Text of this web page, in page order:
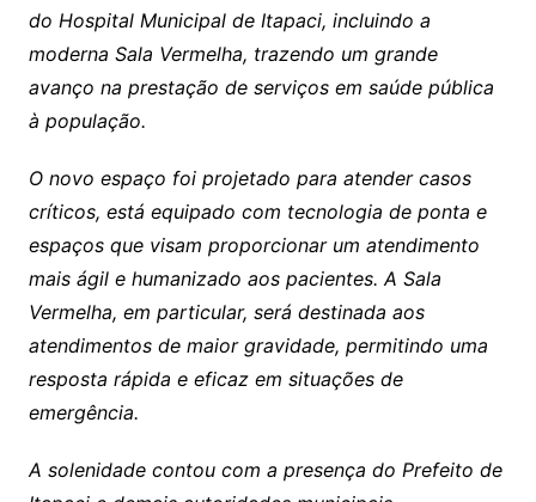
do Hospital Municipal de Itapaci, incluindo a
moderna Sala Vermelha, trazendo um grande
avanço na prestação de serviços em saúde pública
à população.
O novo espaço foi projetado para atender casos
críticos, está equipado com tecnologia de ponta e
espaços que visam proporcionar um atendimento
mais ágil e humanizado aos pacientes. A Sala
Vermelha, em particular, será destinada aos
atendimentos de maior gravidade, permitindo uma
resposta rápida e eficaz em situações de
emergência.
A solenidade contou com a presença do Prefeito de